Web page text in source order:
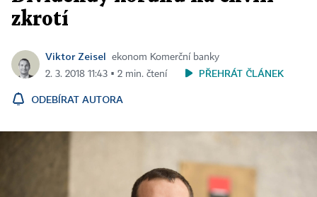
zkrotí
Viktor Zeisel
ekonom Komerční banky
2. 3. 2018 11:43 ▪ 2 min. čtení
PŘEHRÁT ČLÁNEK
ODEBÍRAT AUTORA